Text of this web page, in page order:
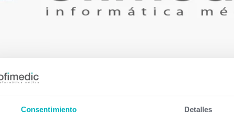
Consentimiento Detalles